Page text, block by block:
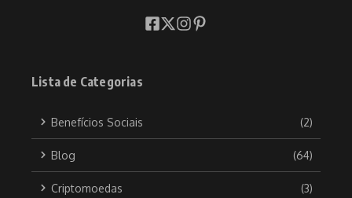
Lista de Categorias
Benefícios Sociais (2)
Blog (64)
Criptomoedas (3)